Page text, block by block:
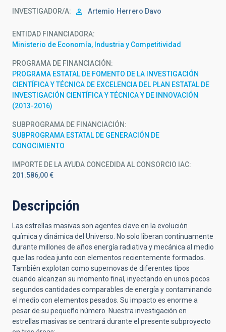
INVESTIGADOR/A Artemio Herrero Davo
ENTIDAD FINANCIADORA
Ministerio de Economía, Industria y Competitividad
PROGRAMA DE FINANCIACIÓN
PROGRAMA ESTATAL DE FOMENTO DE LA INVESTIGACIÓN
CIENTÍFICA Y TÉCNICA DE EXCELENCIA DEL PLAN ESTATAL DE
INVESTIGACIÓN CIENTÍFICA Y TÉCNICA Y DE INNOVACIÓN
(2013-2016)
SUBPROGRAMA DE FINANCIACIÓN
SUBPROGRAMA ESTATAL DE GENERACIÓN DE
CONOCIMIENTO
IMPORTE DE LA AYUDA CONCEDIDA AL CONSORCIO IAC
201.586,00 €
Descripción
Las estrellas masivas son agentes clave en la evolución
química y dinámica del Universo. No solo liberan continuamente
durante millones de años energía radiativa y mecánica al medio
que las rodea junto con elementos recientemente formados.
También explotan como supernovas de diferentes tipos
cuando alcanzan su momento final, inyectando en unos pocos
segundos cantidades comparables de energía y contaminando
el medio con elementos pesados. Su impacto es enorme a
pesar de su pequeño número. Nuestra investigación en
estrellas masivas se centrará durante el presente subproyecto